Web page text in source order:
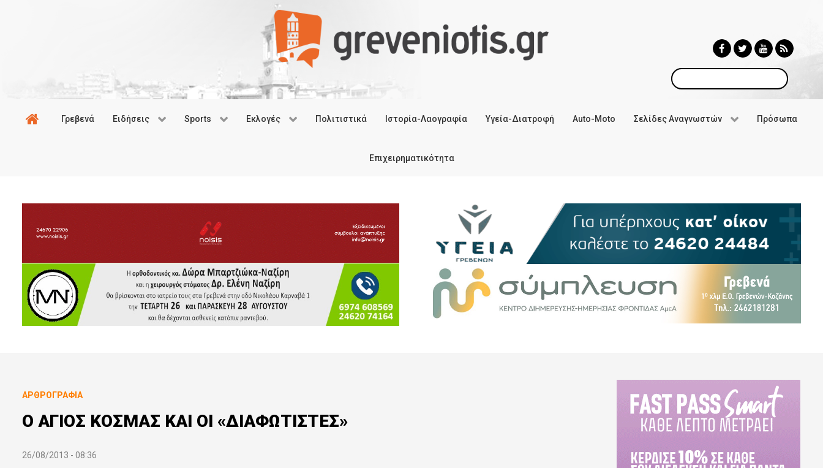
Αναζήτηση
Γρεβενά Ειδήσεις Sports Εκλογές Πολιτιστικά Ιστορία-Λαογραφία Υγεία-Διατροφή Auto-Moto Σελίδες Αναγνωστών Πρόσωπα
Επιχειρηματικότητα
ΑΡΘΡΟΓΡΑΦΊΑ
Ο ΑΓΙΟΣ ΚΟΣΜΑΣ ΚΑΙ ΟΙ «ΔΙΑΦΩΤΙΣΤΕΣ»
26/08/2013 - 08:36